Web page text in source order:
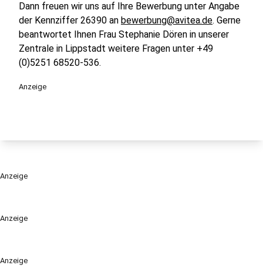
Anzeige
Anzeige
Dann freuen wir uns auf Ihre Bewerbung unter Angabe
der Kennziffer 26390 an bewerbung@avitea.de. Gerne
beantwortet Ihnen Frau Stephanie Dören in unserer
Zentrale in Lippstadt weitere Fragen unter +49
(0)5251 68520-536.
Anzeige
Anzeige